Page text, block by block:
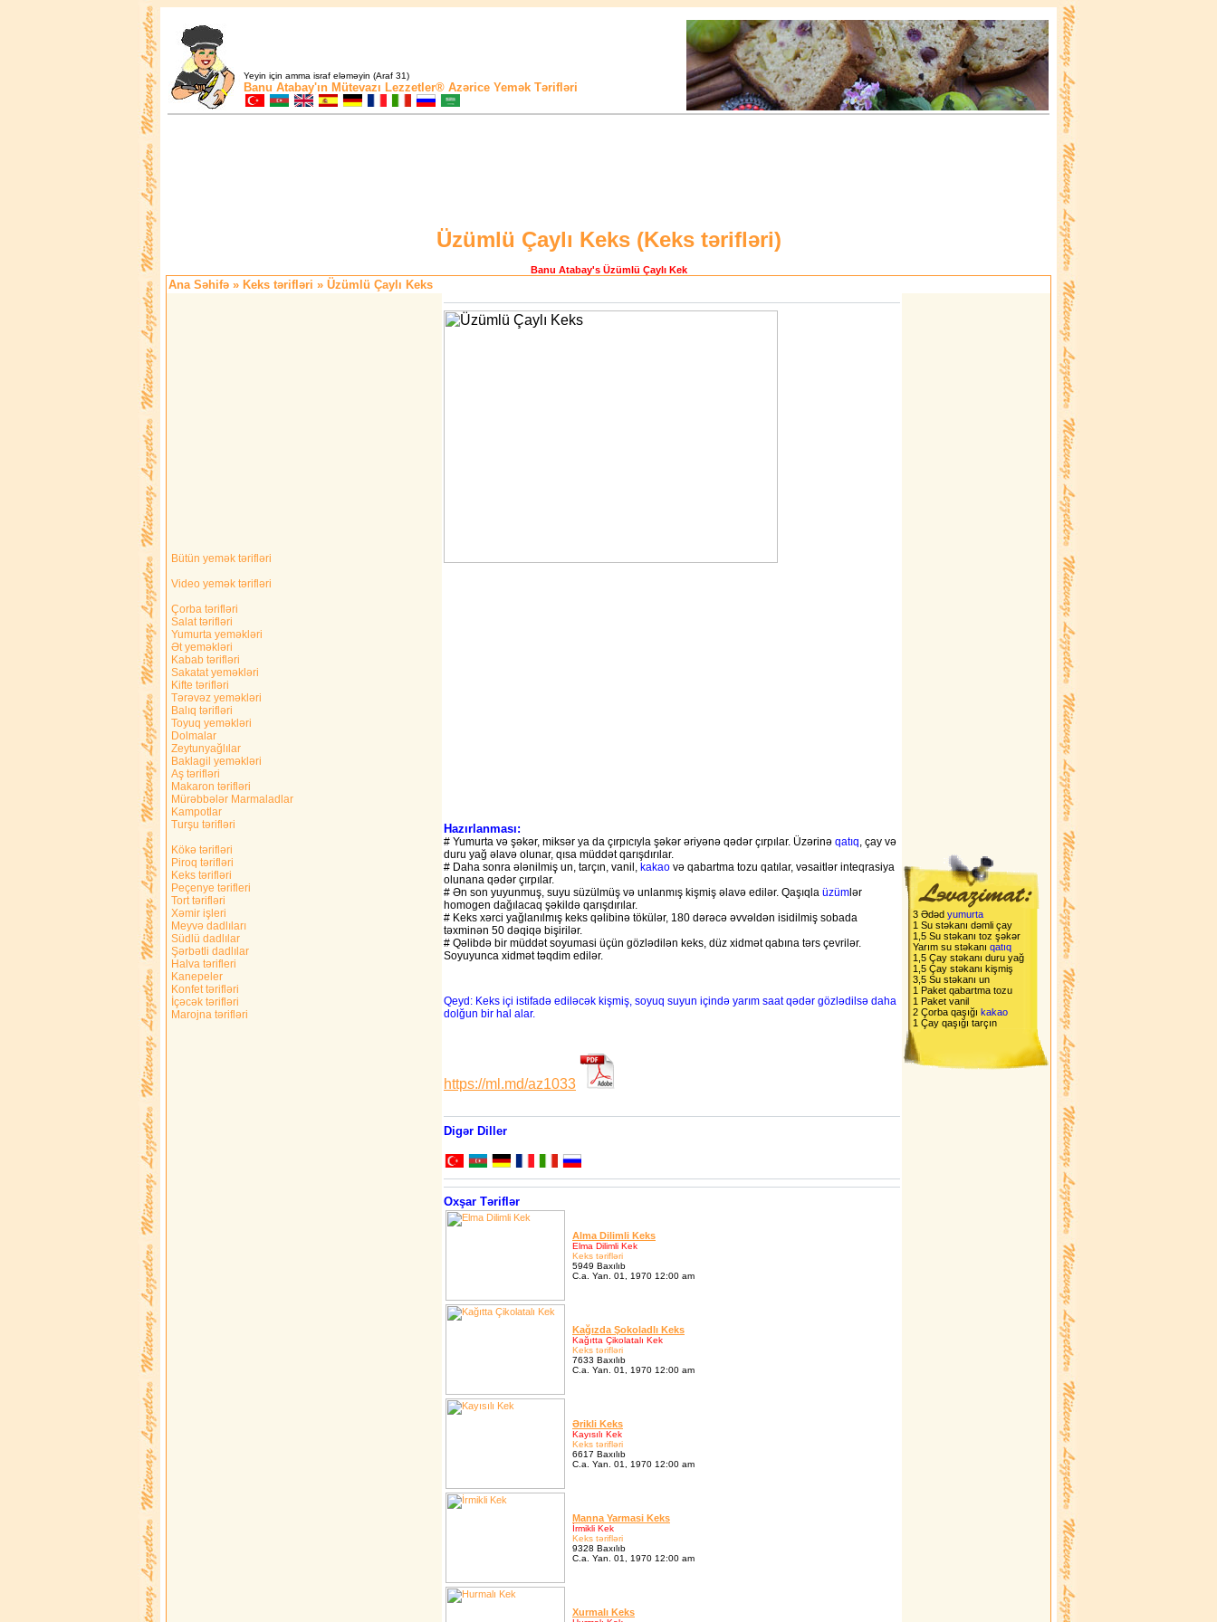
Yeyin için amma israf eləməyin (Araf 31)
Banu Atabay'ın Mütevazı Lezzetler® Azərice Yemək Tərifləri
Üzümlü Çaylı Keks (Keks tərifləri)
Banu Atabay's Üzümlü Çaylı Kek
Ana Səhifə » Keks tərifləri » Üzümlü Çaylı Keks
Bütün yemək tərifləri
Video yemək tərifləri
Çorba tərifləri
Salat tərifləri
Yumurta yeməkləri
Ət yeməkləri
Kabab tərifləri
Sakatat yeməkləri
Kifte tərifləri
Tərəvəz yeməkləri
Balıq tərifləri
Toyuq yeməkləri
Dolmalar
Zeytunyağlılar
Baklagil yeməkləri
Aş tərifləri
Makaron tərifləri
Mürəbbələr Marmaladlar
Kampotlar
Turşu tərifləri
Kökə tərifləri
Piroq tərifləri
Keks tərifləri
Peçenye tərifleri
Tort tərifləri
Xəmir işleri
Meyvə dadlıları
Südlü dadlılar
Şərbətli dadlılar
Halva tərifleri
Kanepeler
Konfet tərifləri
İçəcək tərifləri
Marojna tərifləri
Hazırlanması:
# Yumurta və şəkər, miksər ya da çırpıcıyla şəkər əriyənə qədər çırpılar. Üzərinə qatıq, çay və
duru yağ əlavə olunar, qısa müddət qarışdırılar.
# Daha sonra ələnilmiş un, tarçın, vanil, kakao və qabartma tozu qatılar, vəsaitlər inteqrasiya
olunana qədər çırpılar.
# Ən son yuyunmuş, suyu süzülmüş və unlanmış kişmiş əlavə edilər. Qaşıqla üzüm lər
homogen dağılacaq şəkildə qarışdırılar.
# Keks xərci yağlanılmış keks qəlibinə tökülər, 180 dərəcə əvvəldən isidilmiş sobada
təxminən 50 dəqiqə bişirilər.
# Qəlibdə bir müddət soyumasi üçün gözlədilən keks, düz xidmət qabına tərs çevrilər.
Soyuyunca xidmət təqdim edilər.
Qeyd: Keks içi istifadə ediləcək kişmiş, soyuq suyun içində yarım saat qədər gözlədilsə daha
dolğun bir hal alar.
https://ml.md/az1033
Digər Diller
Oxşar Təriflər
Alma Dilimli Keks
Elma Dilimli Kek
Keks tərifləri
5949 Baxılıb
C.a. Yan. 01, 1970 12:00 am
Kağızda Şokoladlı Keks
Kağıtta Çikolatalı Kek
Keks tərifləri
7633 Baxılıb
C.a. Yan. 01, 1970 12:00 am
Ərikli Keks
Kayısılı Kek
Keks tərifləri
6617 Baxılıb
C.a. Yan. 01, 1970 12:00 am
Manna Yarmasi Keks
İrmikli Kek
Keks tərifləri
9328 Baxılıb
C.a. Yan. 01, 1970 12:00 am
Xurmalı Keks
3 Ədəd yumurta
1 Su stəkanı dəmli çay
1,5 Su stəkanı toz şəkər
Yarım su stəkanı qatıq
1,5 Çay stəkanı duru yağ
1,5 Çay stəkanı kişmiş
3,5 Su stəkanı un
1 Paket qabartma tozu
1 Paket vanil
2 Çorba qaşığı kakao
1 Çay qaşığı tarçın